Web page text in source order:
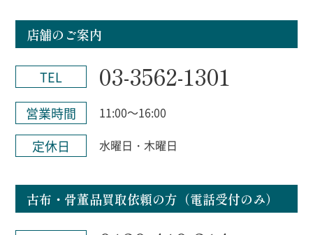
店舗のご案内
TEL 03-3562-1301
営業時間 11:00～16:00
定休日 水曜日・木曜日
古布・骨董品買取依頼の方（電話受付のみ）